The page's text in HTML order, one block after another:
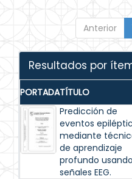
Anterior
Resultados por
PORTADATÍTULO
Predicción de
eventos
mediante
de aprendizaje
profundo usando
señales EEG.